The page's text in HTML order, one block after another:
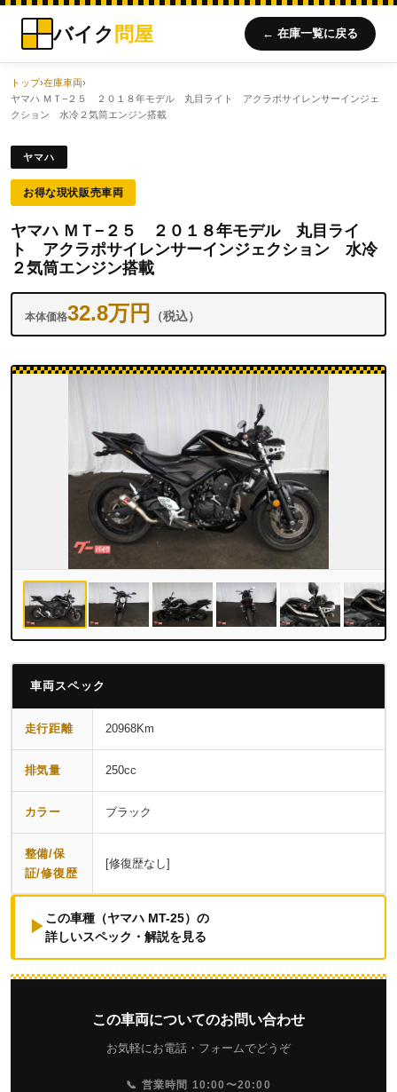
バイク 問屋 ← 在庫一覧に戻る
トップ›在庫車両›
ヤマハ ＭＴ−２５ ２０１８年モデル 丸目ライト アクラポサイレンサーインジェ
クション 水冷２気筒エンジン搭載
ヤマハ
お得な現状販売車両
ヤマハ ＭＴ−２５ ２０１８年モデル 丸目ライ
ト アクラポサイレンサーインジェクション 水冷
２気筒エンジン搭載
本体価格32.8万円 （税込）
車両スペック
走行距離 20968Km
排気量 250cc
カラー ブラック
整備/保
証/修復歴
[修復歴なし]
▶
この車種（ヤマハ MT-25）の
詳しいスペック・解説を見る
この車両についてのお問い合わせ
お気軽にお電話・フォームでどうぞ
📞 営業時間 10:00〜20:00